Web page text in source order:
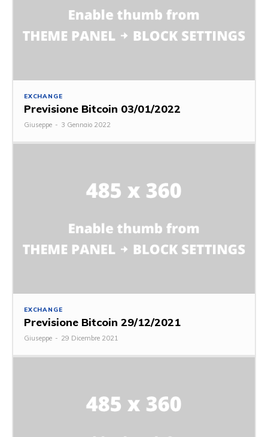
EXCHANGE
Previsione Bitcoin 03/01/2022
Giuseppe - 3 Gennaio 2022
EXCHANGE
Previsione Bitcoin 29/12/2021
Giuseppe - 29 Dicembre 2021